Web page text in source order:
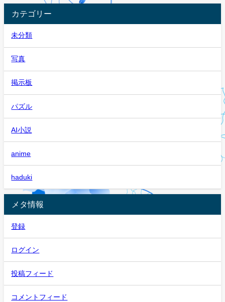
カテゴリー
未分類
写真
掲示板
パズル
AI小説
anime
haduki
メタ情報
登録
ログイン
投稿フィード
コメントフィード